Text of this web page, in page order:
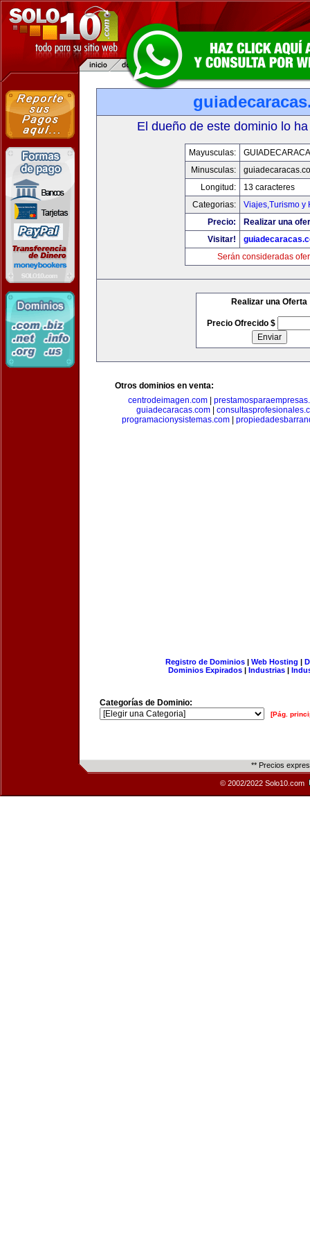
El dueño de este dominio lo
Mayusculas:
Minusculas:
Longitud:
13 caracteres
Categorias:
Viajes,Turismo y
Precio:
Realizar una
Visitar!
Serán consideradas
Realizar una Oferta
Precio Ofrecido $
Otros dominios en venta:
centrodeimagen.com
guiadecaracas.com
programacionysistemas.com|
Registro de Dominios| Web Hosting |
Dominios Expirados | Industrias |
Categorías de Dominio:
[Pág.
** Precios
© 2002/2022 Solo10.com